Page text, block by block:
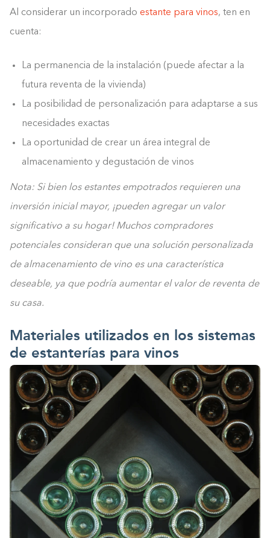
Al considerar un incorporado estante para vinos, ten en
cuenta:
La permanencia de la instalación (puede afectar a la
futura reventa de la vivienda)
La posibilidad de personalización para adaptarse a sus
necesidades exactas
La oportunidad de crear un área integral de
almacenamiento y degustación de vinos
Nota: Si bien los estantes empotrados requieren una
inversión inicial mayor, ¡pueden agregar un valor
significativo a su hogar! Muchos compradores
potenciales consideran que una solución personalizada
de almacenamiento de vino es una característica
deseable, ya que podría aumentar el valor de reventa de
su casa.
Materiales utilizados en los sistemas
de estanterías para vinos